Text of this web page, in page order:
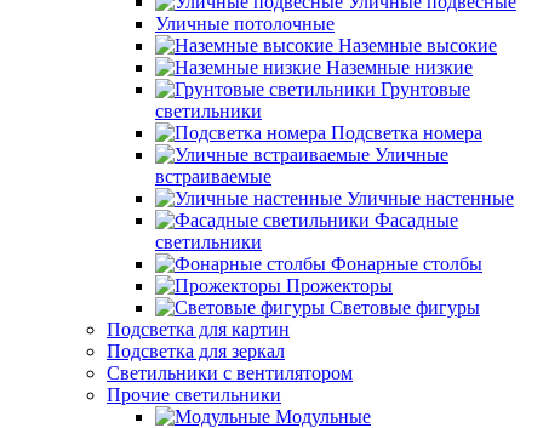
Уличные потолочные
Наземные высокие
Наземные низкие
Грунтовые
светильники
Подсветка номера
Уличные
встраиваемые
Уличные настенные
Фасадные
светильники
Фонарные столбы
Прожекторы
Световые фигуры
Подсветка для картин
Подсветка для зеркал
Светильники с вентилятором
Прочие светильники
Модульные